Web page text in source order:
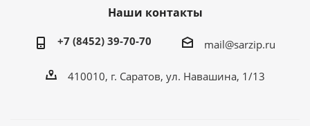
Наши контакты
+7 (8452) 39-70-70 mail@sarzip.ru
410010, г. Саратов, ул. Навашина, 1/13